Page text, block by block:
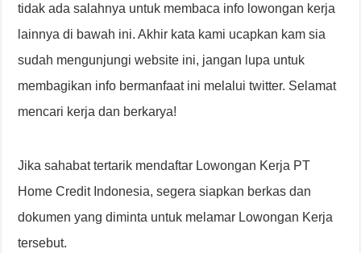
tidak ada salahnya untuk membaca info lowongan kerja
lainnya di bawah ini. Akhir kata kami ucapkan kam sia
sudah mengunjungi website ini, jangan lupa untuk
membagikan info bermanfaat ini melalui twitter. Selamat
mencari kerja dan berkarya!
Jika sahabat tertarik mendaftar Lowongan Kerja PT
Home Credit Indonesia, segera siapkan berkas dan
dokumen yang diminta untuk melamar Lowongan Kerja
tersebut.